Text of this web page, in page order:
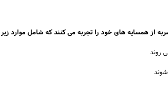
از همسایه های خود را تجربه می کنند که شامل موارد زیر
روند